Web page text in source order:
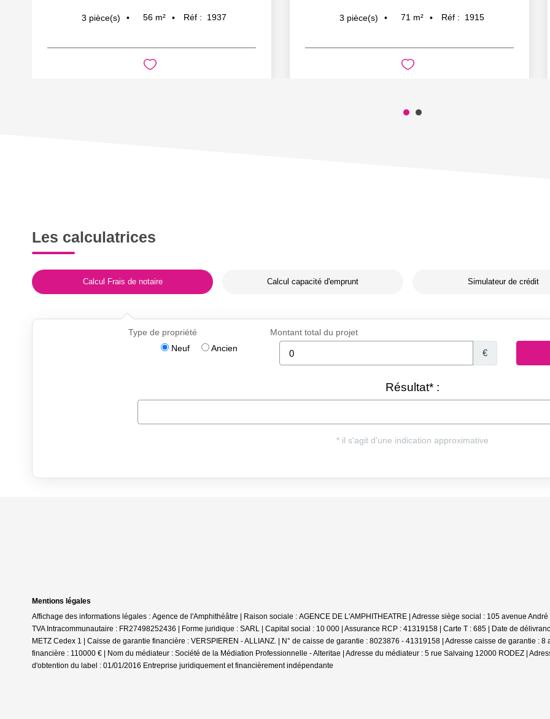
3 pièce(s) 56 m² Réf : 1937 3 pièce(s) 71 m² Réf : 1915
Les calculatrices
Calcul Frais de notaire Calcul capacité d'emprunt Simulateur de crédit
Mentions légales
Affichage des informations légales : Agence de l'Amphithéâtre | Raison sociale : AGENCE DE L'AMPHITHEATRE | Adresse siège social : 105 avenue
TVA Intracommunautaire : FR27498252436 | Forme juridique : SARL | Capital social : 10 000 | Assurance RCP : 41319158 | Carte T : 685 | Date de
METZ Cedex 1 | Caisse de garantie financière : VERSPIEREN - ALLIANZ. | N° de caisse de garantie : 8023876 - 41319158 | Adresse caisse de garantie :
financière : 110000 € | Nom du médiateur : Société de la Médiation Professionnelle - Alteritae | Adresse du médiateur : 5 rue Salvaing 12000 RODEZ |
d'obtention du label : 01/01/2016 Entreprise juridiquement et financièrement indépendante